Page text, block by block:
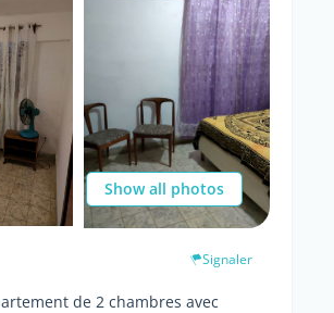
Show all photos
Signaler
de 2 chambres avec